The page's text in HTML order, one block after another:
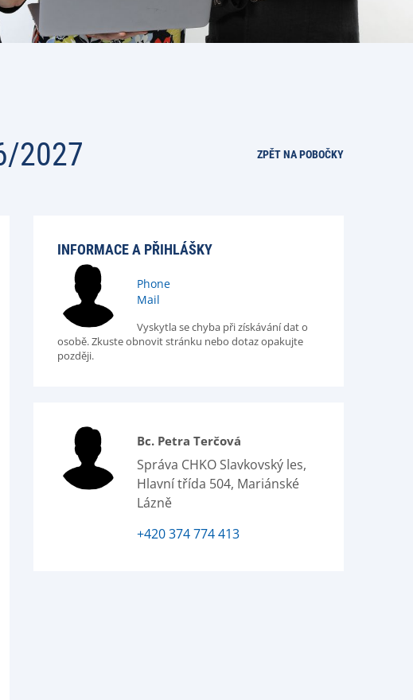
2027 ZPĚT NA POBOČKY
INFORMACE A PŘIHLÁŠKY
Phone
Mail
Vyskytla se chyba při získávání dat o
osobě. Zkuste obnovit stránku nebo dotaz opakujte
později.
Bc. Petra Terčová
Správa CHKO Slavkovský les,
Hlavní třída 504, Mariánské
Lázně
+420 374 774 413